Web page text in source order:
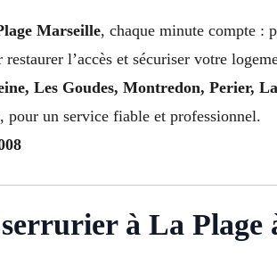
Marseille, chaque minute compte :
l’accès et sécuriser votre
Les Goudes, Montredon, Perier,
, pour un service fiable et professionnel.
à La Plage